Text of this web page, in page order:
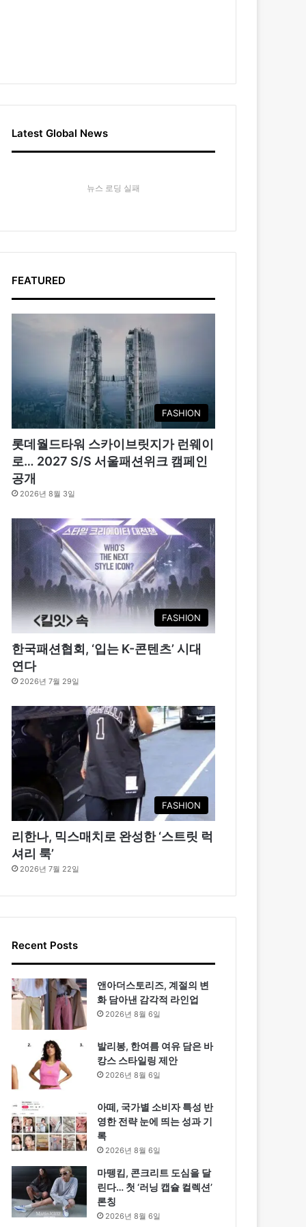
Latest Global News
뉴스 로딩 실패
FEATURED
FASHION
롯데월드타워 스카이브릿지가 런웨이
로… 2027 S/S 서울패션위크 캠페인
공개
2026년 8월 3일
FASHION
한국패션협회, ‘입는 K-콘텐츠’ 시대
연다
2026년 7월 29일
FASHION
리한나, 믹스매치로 완성한 ‘스트릿 럭
셔리 룩’
2026년 7월 22일
Recent Posts
앤아더스토리즈, 계절의 변
화 담아낸 감각적 라인업
2026년 8월 6일
발리봉, 한여름 여유 담은 바
캉스 스타일링 제안
2026년 8월 6일
아떼, 국가별 소비자 특성 반
영한 전략 눈에 띄는 성과 기
록
2026년 8월 6일
마뗑킴, 콘크리트 도심을 달
린다… 첫 ‘러닝 캡슐 컬렉션’
론칭
2026년 8월 6일